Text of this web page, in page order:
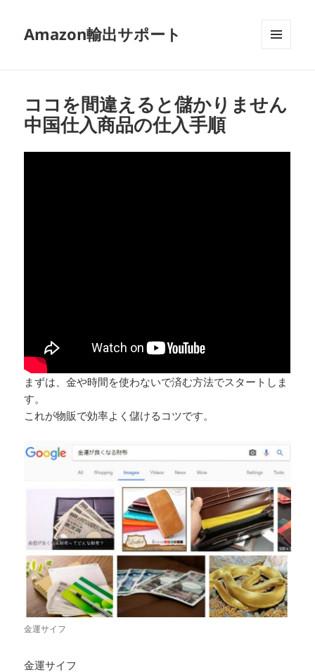
Amazon輸出サポート
ココを間違えると儲かりません
中国仕入商品の仕入手順
まずは、金や時間を使わないで済む方法でスタートしま
す。
これが物販で効率よく儲けるコツです。
金運サイフ
金運サイフ